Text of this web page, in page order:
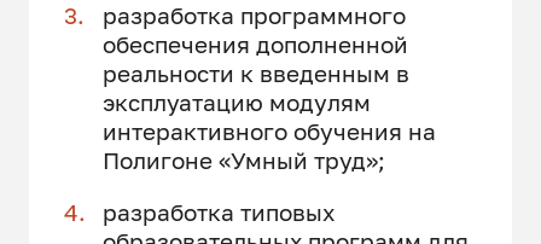
разработка программного
обеспечения дополненной
реальности к введенным в
эксплуатацию модулям
интерактивного обучения на
Полигоне «Умный труд»;
разработка типовых